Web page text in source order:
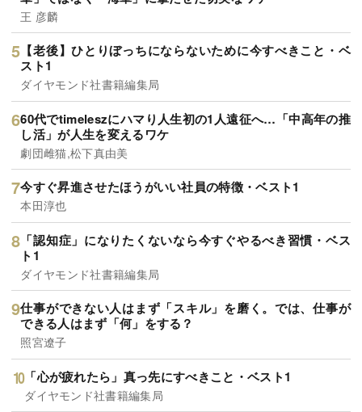
王 彦麟
【老後】ひとりぼっちにならないために今すべきこと・ベ
スト1
ダイヤモンド社書籍編集局
60代でtimeleszにハマり人生初の1人遠征へ…「中高年の推
し活」が人生を変えるワケ
劇団雌猫,松下真由美
今すぐ昇進させたほうがいい社員の特徴・ベスト1
本田淳也
「認知症」になりたくないなら今すぐやるべき習慣・ベス
ト1
ダイヤモンド社書籍編集局
仕事ができない人はまず「スキル」を磨く。では、仕事が
できる人はまず「何」をする？
照宮遼子
「心が疲れたら」真っ先にすべきこと・ベスト1
ダイヤモンド社書籍編集局